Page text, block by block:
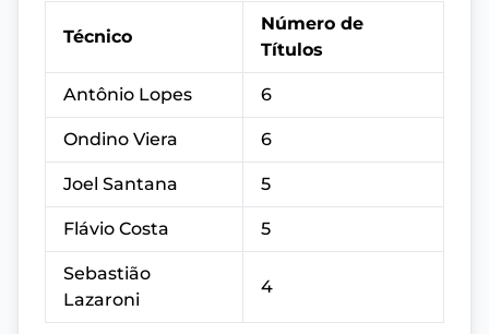
Técnico
Número de
Títulos
Antônio Lopes 6
Ondino Viera 6
Joel Santana 5
Flávio Costa 5
Sebastião
Lazaroni
4